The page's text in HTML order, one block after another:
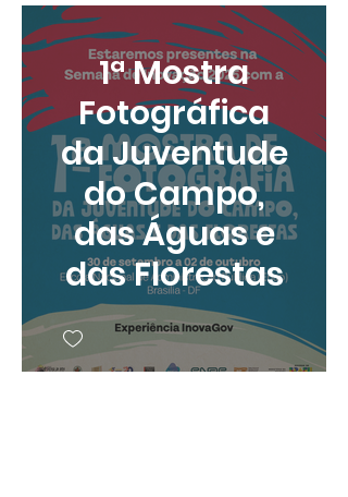
1ª Mostra
Fotográfica
da Juventude
do Campo,
das Águas e
das Florestas